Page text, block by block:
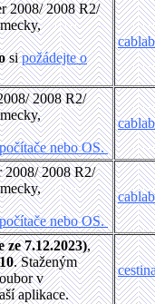
2008/ 2008 R2/
sipožádejte o
2008 R2/
nebo OS.
2008/ 2008 R2/
nebo OS.
7.12.2023),
. Staženým
v
aplikace.